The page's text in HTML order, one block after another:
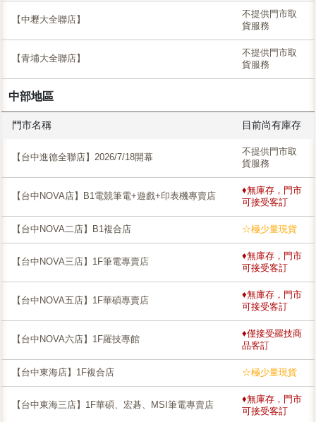
【中壢大全聯店】
不提供門市取
貨服務
【青埔大全聯店】
不提供門市取
貨服務
中部地區
門市名稱 目前尚有庫存
【台中進德全聯店】2026/7/18開幕
不提供門市取
貨服務
【台中NOVA店】B1電競筆電+遊戲+印表機專賣店
♦無庫存，門市
可接受客訂
【台中NOVA二店】B1複合店 ☆極少量現貨
【台中NOVA三店】1F筆電專賣店
♦無庫存，門市
可接受客訂
【台中NOVA五店】1F華碩專賣店
♦無庫存，門市
可接受客訂
【台中NOVA六店】1F羅技專館
♦僅接受羅技商
品客訂
【台中東海店】1F複合店 ☆極少量現貨
【台中東海三店】1F華碩、宏碁、MSI筆電專賣店
♦無庫存，門市
可接受客訂